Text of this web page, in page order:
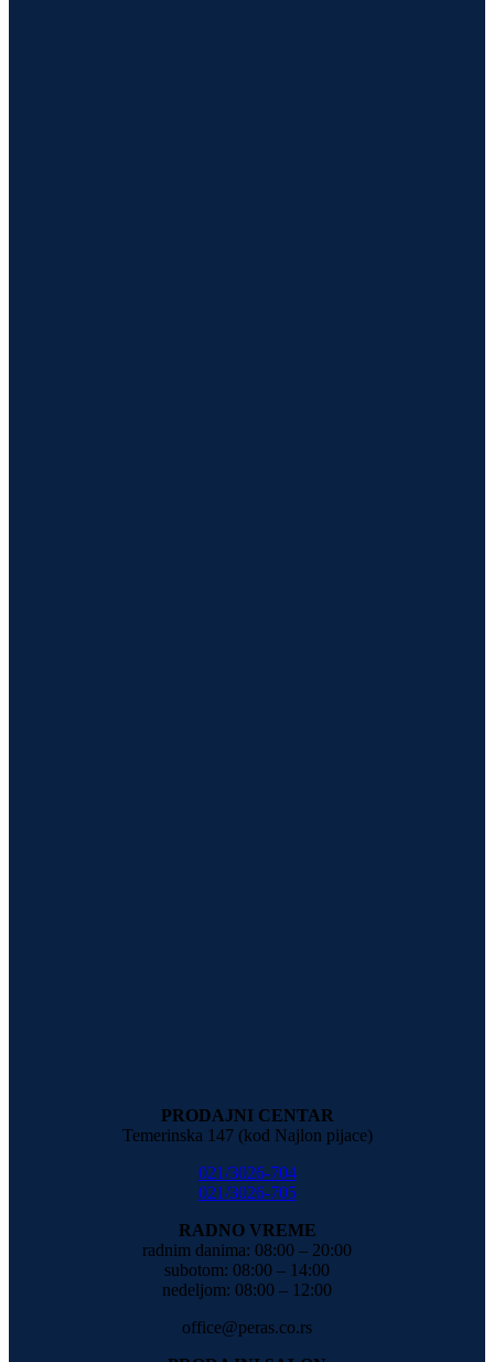
PRODAJNI CENTAR
Temerinska 147 (kod Najlon pijace)
021/3026-704
021/3026-705
RADNO VREME
radnim danima: 08:00 – 20:00
subotom: 08:00 – 14:00
nedeljom: 08:00 – 12:00
office@peras.co.rs